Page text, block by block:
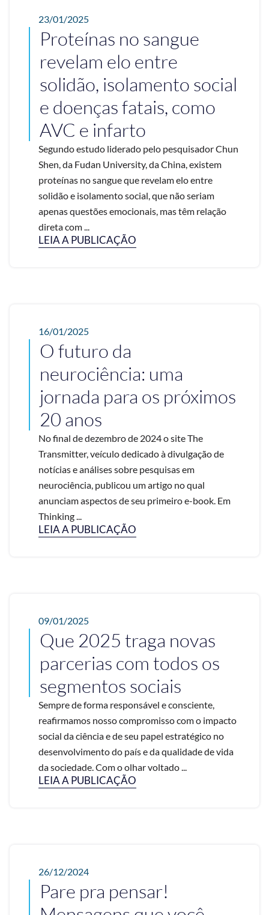
23/01/2025
Proteínas no sangue
revelam elo entre
solidão, isolamento social
e doenças fatais, como
AVC e infarto
Segundo estudo liderado pelo pesquisador Chun
Shen, da Fudan University, da China, existem
proteínas no sangue que revelam elo entre
solidão e isolamento social, que não seriam
apenas questões emocionais, mas têm relação
direta com ...
LEIA A PUBLICAÇÃO
16/01/2025
O futuro da
neurociência: uma
jornada para os próximos
20 anos
No final de dezembro de 2024 o site The
Transmitter, veículo dedicado à divulgação de
notícias e análises sobre pesquisas em
neurociência, publicou um artigo no qual
anunciam aspectos de seu primeiro e-book. Em
Thinking ...
LEIA A PUBLICAÇÃO
09/01/2025
Que 2025 traga novas
parcerias com todos os
segmentos sociais
Sempre de forma responsável e consciente,
reafirmamos nosso compromisso com o impacto
social da ciência e de seu papel estratégico no
desenvolvimento do país e da qualidade de vida
da sociedade. Com o olhar voltado ...
LEIA A PUBLICAÇÃO
26/12/2024
Pare pra pensar!